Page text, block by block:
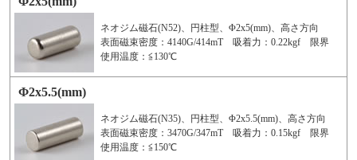
ネオジム磁石(N52)、円柱型、Φ2x5(mm)、高さ方向
表面磁束密度：4140G/414mT 吸着力：0.22kgf 限界
使用温度：≦130℃
Φ2x5.5(mm)
ネオジム磁石(N35)、円柱型、Φ2x5.5(mm)、高さ方向
表面磁束密度：3470G/347mT 吸着力：0.15kgf 限界
使用温度：≦150℃